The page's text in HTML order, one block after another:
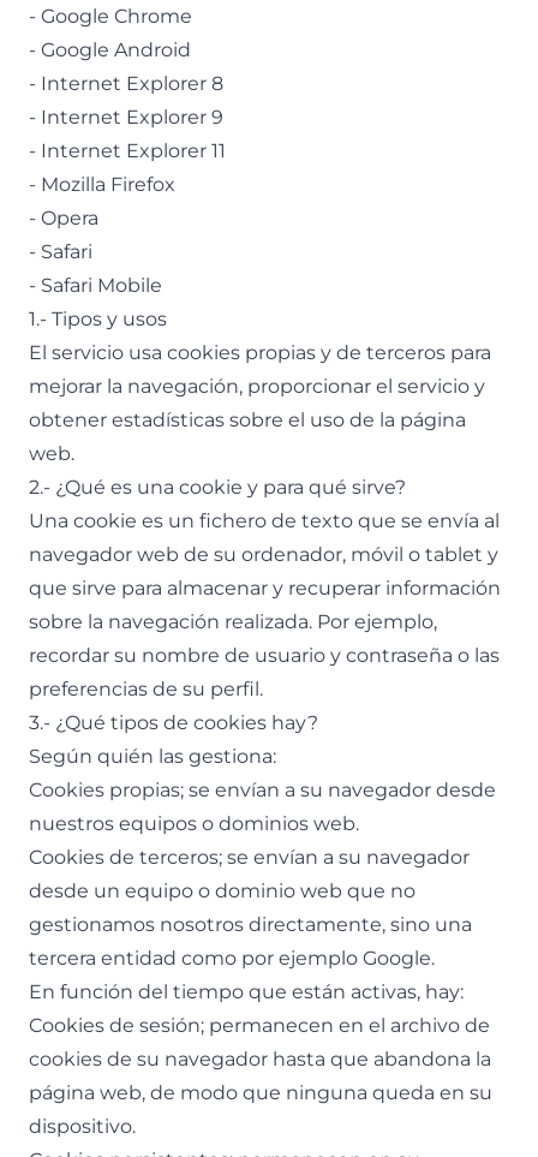
- Google Chrome
- Google Android
- Internet Explorer 8
- Internet Explorer 9
- Internet Explorer 11
- Mozilla Firefox
- Opera
- Safari
- Safari Mobile
1.- Tipos y usos
El servicio usa cookies propias y de terceros para
mejorar la navegación, proporcionar el servicio y
obtener estadísticas sobre el uso de la página
web.
2.- ¿Qué es una cookie y para qué sirve?
Una cookie es un fichero de texto que se envía al
navegador web de su ordenador, móvil o tablet y
que sirve para almacenar y recuperar información
sobre la navegación realizada. Por ejemplo,
recordar su nombre de usuario y contraseña o las
preferencias de su perfil.
3.- ¿Qué tipos de cookies hay?
Según quién las gestiona:
Cookies propias; se envían a su navegador desde
nuestros equipos o dominios web.
Cookies de terceros; se envían a su navegador
desde un equipo o dominio web que no
gestionamos nosotros directamente, sino una
tercera entidad como por ejemplo Google.
En función del tiempo que están activas, hay:
Cookies de sesión; permanecen en el archivo de
cookies de su navegador hasta que abandona la
página web, de modo que ninguna queda en su
dispositivo.